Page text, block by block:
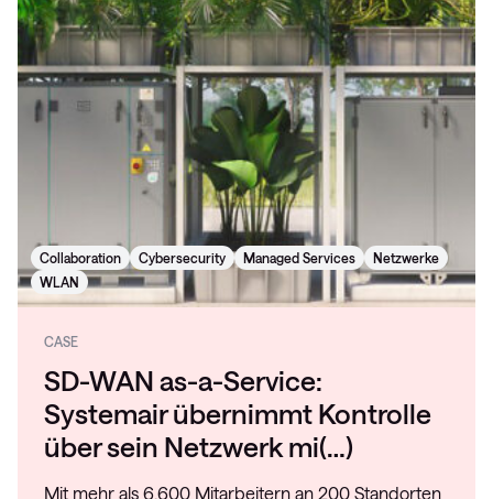
Collaboration Cybersecurity Managed Services
Netzwerke
WLAN
CASE
SD-WAN as-a-Service:
Systemair übernimmt Kontrolle
über sein Netzwerk mi(…)
Mit mehr als 6.600 Mitarbeitern an 200 Standorten